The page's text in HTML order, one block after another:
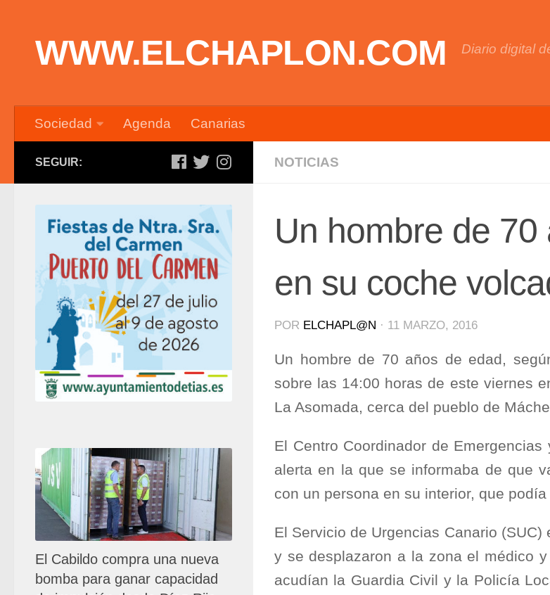
WWW.ELCHAPLON.COM Diario digital
Sociedad Agenda Canarias
NOTICIAS
Un hombre de
en su coche
POR ELCHAPL@N · 11 MARZO, 2016
Un hombre de 70 años de edad,
sobre las 14:00 horas de este viernes
La Asomada, cerca del pueblo de
El Centro Coordinador de
alerta en la que se informaba de que
con un persona en su interior, que
El Servicio de Urgencias Canario
y se desplazaron a la zona el médico
acudían la Guardia Civil y la Policía
SEGUIR:
El Cabildo compra una nueva
bomba para ganar capacidad